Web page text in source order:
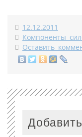
12.12.2011
Компоненты
Оставить